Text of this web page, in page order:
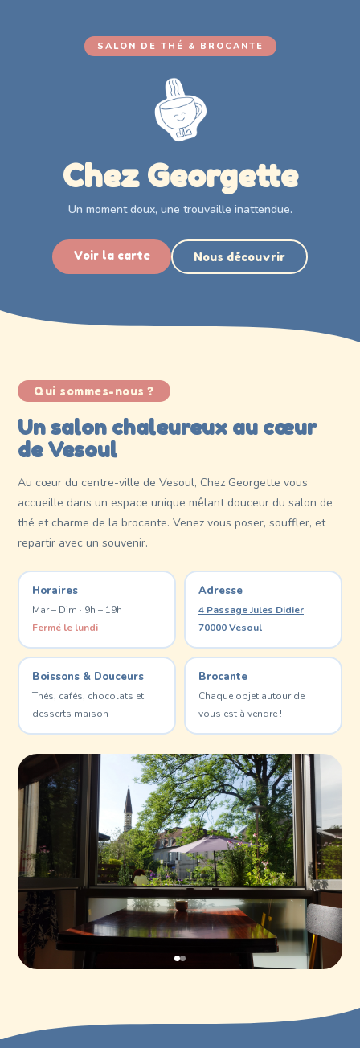
SALON DE THÉ & BROCANTE
Chez Georgette
Un moment doux, une trouvaille inattendue.
Voir la carte Nous découvrir
Qui sommes-nous ?
Un salon chaleureux au cœur
de Vesoul
Au cœur du centre-ville de Vesoul, Chez Georgette vous
accueille dans un espace unique mêlant douceur du salon de
thé et charme de la brocante. Venez vous poser, souffler, et
repartir avec un souvenir.
Horaires
Mar – Dim · 9h – 19h
Fermé le lundi
Adresse
4 Passage Jules Didier
70000 Vesoul
Boissons & Douceurs
Thés, cafés, chocolats et
desserts maison
Brocante
Chaque objet autour de
vous est à vendre !